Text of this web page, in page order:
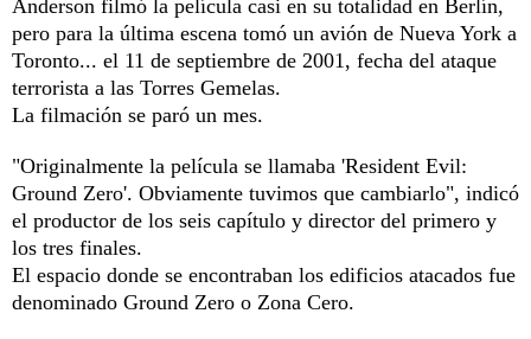
Anderson filmó la película casi en su totalidad en Berlín,
pero para la última escena tomó un avión de Nueva York a
Toronto... el 11 de septiembre de 2001, fecha del ataque
terrorista a las Torres Gemelas.
La filmación se paró un mes.
"Originalmente la película se llamaba 'Resident Evil:
Ground Zero'. Obviamente tuvimos que cambiarlo", indicó
el productor de los seis capítulo y director del primero y
los tres finales.
El espacio donde se encontraban los edificios atacados fue
denominado Ground Zero o Zona Cero.